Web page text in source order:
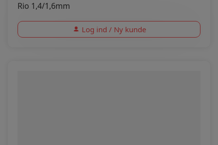
Rio 1,4/1,6mm
Log ind / Ny kunde